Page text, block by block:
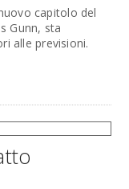
capitolo del
Gunn, sta
alle previsioni.